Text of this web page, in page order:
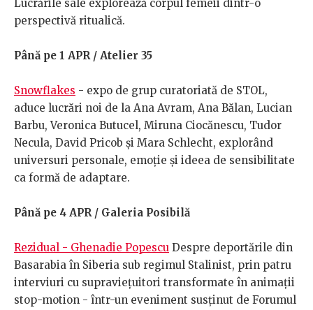
Lucrările sale explorează corpul femeii dintr-o
perspectivă ritualică.
Până pe 1 APR / Atelier 35
Snowflakes - expo de grup curatoriată de STOL,
aduce lucrări noi de la Ana Avram, Ana Bălan, Lucian
Barbu, Veronica Butucel, Miruna Ciocănescu, Tudor
Necula, David Pricob și Mara Schlecht, explorând
universuri personale, emoție și ideea de sensibilitate
ca formă de adaptare.
Până pe 4 APR / Galeria Posibilă
Rezidual - Ghenadie Popescu Despre deportările din
Basarabia în Siberia sub regimul Stalinist, prin patru
interviuri cu supraviețuitori transformate în animații
stop-motion - într-un eveniment susținut de Forumul